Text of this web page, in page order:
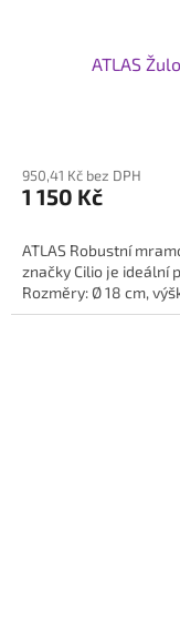
ATLAS
produktu
je
z
hvězdiček.
950,41 Kč bez DPH
1 150 Kč
ATLAS Robustní
značky Cilio je ideální
Rozměry: Ø 18 cm,